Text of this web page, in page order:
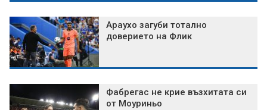
Араухо загуби тотално
доверието на Флик
Фабрегас не крие възхитата си
от Моуриньо